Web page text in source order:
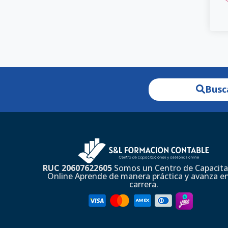
RUC 20607622605 Somos un Centro de
Online Aprende de manera práctica y avanza
carrera.